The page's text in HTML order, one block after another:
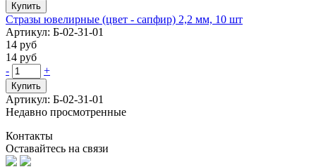
Купить
Стразы ювелирные (цвет - сапфир) 2,2 мм, 10 шт
Артикул: Б-02-31-01
14 руб
14 руб
-
+
Купить
Артикул: Б-02-31-01
Недавно просмотренные
Контакты
Оставайтесь на связи